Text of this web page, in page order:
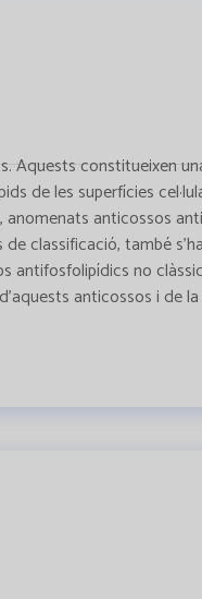
Aquests constitueixen
de les superfícies
anomenats anticossos
classificació, també
antifosfolipídics no
anticossos i de la